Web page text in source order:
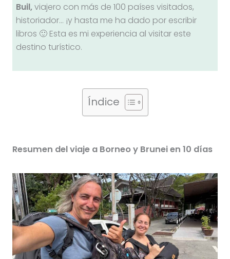
Buil,viajero con más de 100 países visitados,
historiador… ¡y hasta me ha dado por escribir
libros 🙂 Esta es mi experiencia al visitar este
destino turístico.
Índice
Resumen del viaje a Borneo y Brunei en 10 días